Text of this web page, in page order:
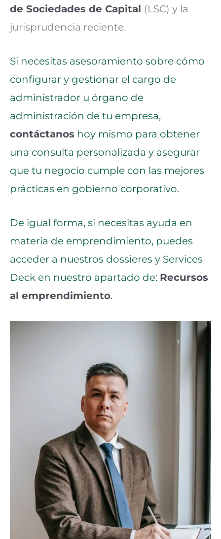
de Sociedades de Capital (LSC) y la
jurisprudencia reciente.
Si necesitas asesoramiento sobre cómo
configurar y gestionar el cargo de
administrador u órgano de
administración de tu empresa,
contáctanos hoy mismo para obtener
una consulta personalizada y asegurar
que tu negocio cumple con las mejores
prácticas en gobierno corporativo.
De igual forma, si necesitas ayuda en
materia de emprendimiento, puedes
acceder a nuestros dossieres y Services
Deck en nuestro apartado de: Recursos
al emprendimiento.